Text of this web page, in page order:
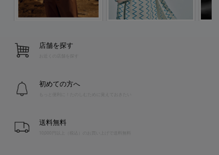
店舗を探す
お近くの店舗を探す
初めての方へ
送料無料
10,000円以上（税込）のお買い上げで送料無料